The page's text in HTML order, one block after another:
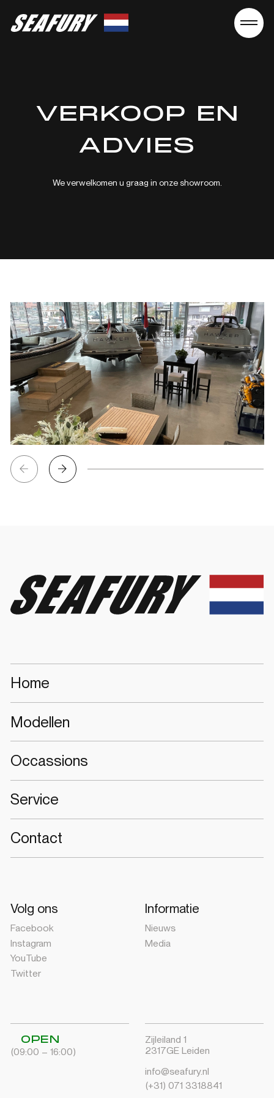
Seafury
VERKOOP EN
ADVIES
We verwelkomen u graag in onze showroom.
Bekijk
afbeelding
Seafury
Home
Modellen
Occassions
Service
Contact
Volg ons
Facebook
Instagram
YouTube
Twitter
Informatie
Nieuws
Media
OPEN
(09:00 – 16:00)
Zijleiland 1
2317GE Leiden
info@seafury.nl
(+31) 071 3318841